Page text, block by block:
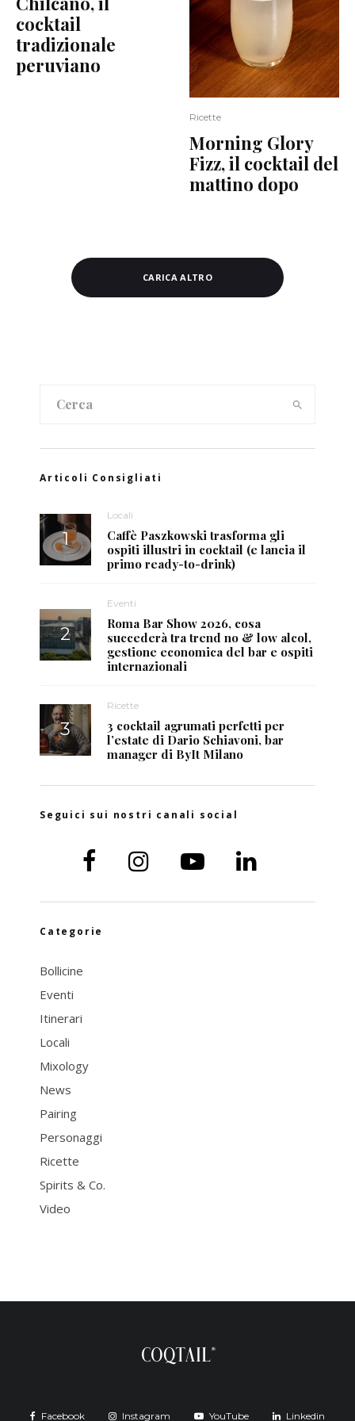
cocktail
tradizionale
peruviano
Ricette
Morning Glory
Fizz, il cocktail del
mattino dopo
CARICA ALTRO
Articoli Consigliati
Locali
Caffè Paszkowski trasforma gli
ospiti illustri in cocktail (e lancia il
primo ready-to-drink)
Eventi
Roma Bar Show 2026, cosa
succederà tra trend no & low alcol,
gestione economica del bar e ospiti
internazionali
Ricette
3 cocktail agrumati perfetti per
l’estate di Dario Schiavoni, bar
manager di ByIt Milano
Seguici sui nostri canali social
Categorie
Bollicine
Eventi
Itinerari
Locali
Mixology
News
Pairing
Personaggi
Ricette
Spirits & Co.
Video
Facebook Instagram YouTube Linkedin